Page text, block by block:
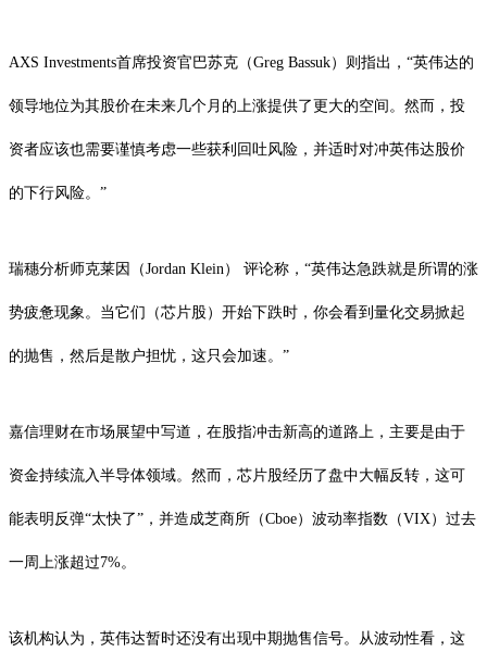
AXS Investments首席投资官巴苏克（Greg Bassuk）则指出，“英伟达的
领导地位为其股价在未来几个月的上涨提供了更大的空间。然而，投
资者应该也需要谨慎考虑一些获利回吐风险，并适时对冲英伟达股价
的下行风险。”
瑞穗分析师克莱因（Jordan Klein） 评论称，“英伟达急跌就是所谓的涨
势疲惫现象。当它们（芯片股）开始下跌时，你会看到量化交易掀起
的抛售，然后是散户担忧，这只会加速。”
嘉信理财在市场展望中写道，在股指冲击新高的道路上，主要是由于
资金持续流入半导体领域。然而，芯片股经历了盘中大幅反转，这可
能表明反弹“太快了”，并造成芝商所（Cboe）波动率指数（VIX）过去
一周上涨超过7%。
该机构认为，英伟达暂时还没有出现中期抛售信号。从波动性看，这